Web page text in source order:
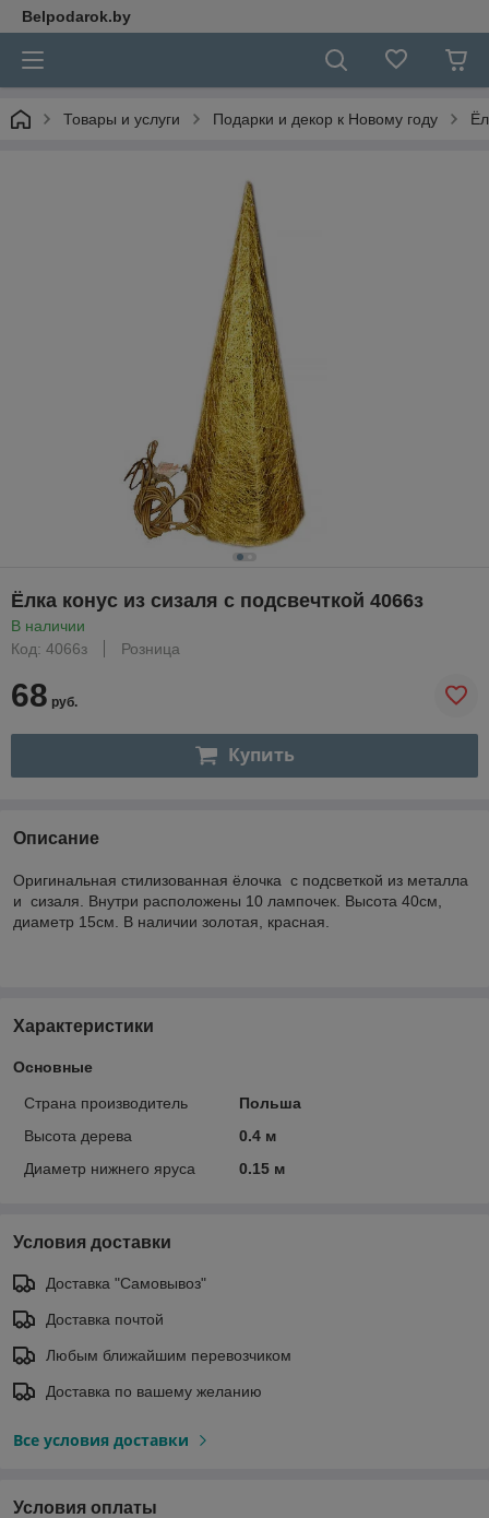
Belpodarok.by
Товары и услуги Подарки и декор к Новому году
Ёлка конус из сизаля с подсвечткой 4066з
В наличии
Код: 4066з
Розница
68 руб.
Купить
Описание
Оригинальная стилизованная ёлочка с подсветкой из металла
и сизаля. Внутри расположены 10 лампочек. Высота 40см,
диаметр 15см. В наличии золотая, красная.
Характеристики
Основные
Страна производитель
Польша
Высота дерева
0.4 м
Диаметр нижнего яруса
0.15 м
Условия доставки
Доставка "Самовывоз"
Доставка почтой
Любым ближайшим перевозчиком
Доставка по вашему желанию
Все условия доставки
Условия оплаты